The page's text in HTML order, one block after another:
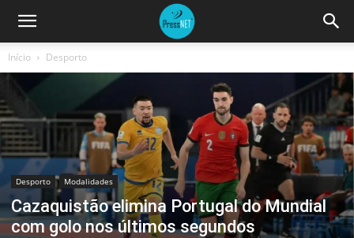
Início Desporto
Desporto Modalidades
Cazaquistão elimina Portugal do Mundial
com golo nos últimos segundos